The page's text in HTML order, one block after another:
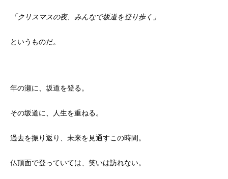
「クリスマスの夜、みんなで坂道を登り歩く」
というものだ。
年の瀬に、坂道を登る。
その坂道に、人生を重ねる。
過去を振り返り、未来を見通すこの時間。
仏頂面で登っていては、笑いは訪れない。